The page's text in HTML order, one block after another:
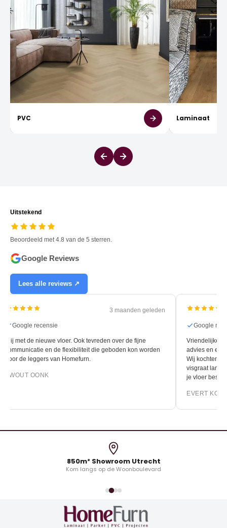
PVC Laminaat
Uitstekend
Beoordeeld met 4.8 van de 5 sterren.
Google Reviews
Lees alle reviews ↗
3 maanden geleden
Google recensie
Blij met de nieuwe vloer. Ook tevreden over de fijne
communicatie en de flexibiliteit die geboden kon worden
door de leggers van Homefurn.
EWOUT OONK
Google
Vriendelijke
advies en
Wij kochten
visgraat
je vloer
EVERT KOK
850m² Showroom Utrecht
Kom langs op de Woonboulevard